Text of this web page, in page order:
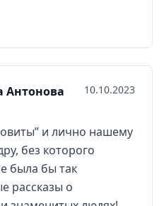
Антонова 10.10.2023
и лично нашему
без которого
была бы так
рассказы о